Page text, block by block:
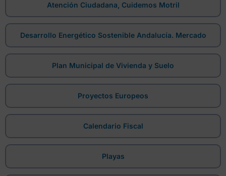
Atención Ciudadana, Cuidemos Motril
Desarrollo Energético Sostenible Andalucía. Mercado
Plan Municipal de Vivienda y Suelo
Proyectos Europeos
Calendario Fiscal
Playas